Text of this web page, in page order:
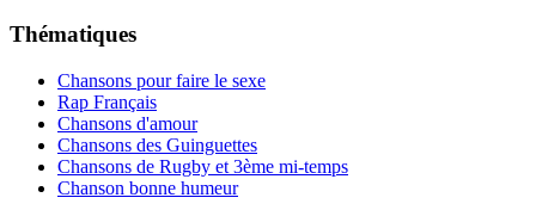
Thématiques
Chansons pour faire le sexe
Rap Français
Chansons d'amour
Chansons des Guinguettes
Chansons de Rugby et 3ème mi-temps
Chanson bonne humeur